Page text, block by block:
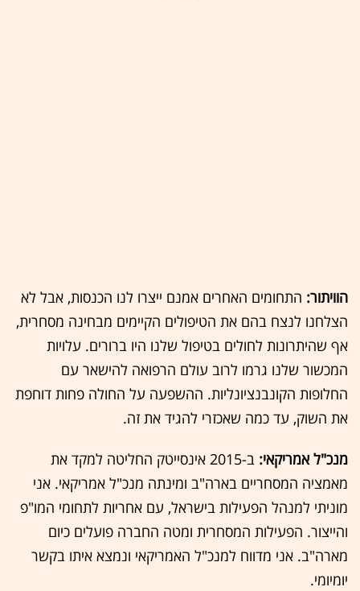
הוויתור: התחומים האחרים אמנם ייצרו לנו הכנסות, אבל לא
הצלחנו לנצח בהם את הטיפולים הקיימים מבחינה מסחרית,
אף שהיתרונות לחולים בטיפול שלנו היו ברורים. עלויות
המכשור שלנו גרמו לרוב עולם הרפואה להישאר עם
החלופות הקונבנציונליות. ההשפעה על החולה פחות דוחפת
את השוק, עד כמה שאכזרי להגיד את זה.
מנכ"ל אמריקאי:
ב-2015 אינסייטק החליטה למקד את
מאמציה המסחריים בארה"ב ומינתה מנכ"ל אמריקאי. אני
מוניתי למנהל הפעילות בישראל, עם אחריות לתחומי המו"פ
והייצור. הפעילות המסחרית ומטה החברה פועלים כיום
מארה"ב. אני מדווח למנכ"ל האמריקאי ונמצא איתו בקשר
יומיומי.